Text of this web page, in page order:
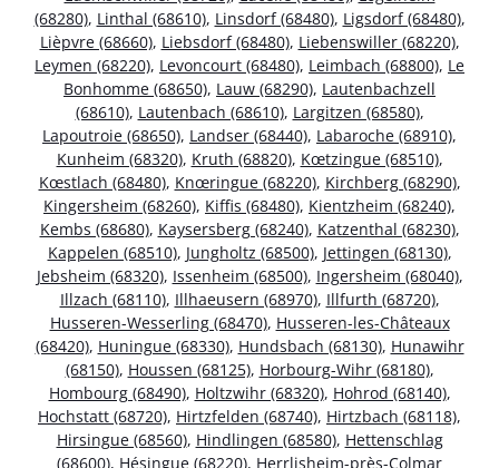
(68280), Linthal (68610), Linsdorf (68480), Ligsdorf (68480),
Lièpvre (68660), Liebsdorf (68480), Liebenswiller (68220),
Leymen (68220), Levoncourt (68480), Leimbach (68800), Le
Bonhomme (68650), Lauw (68290), Lautenbachzell
(68610), Lautenbach (68610), Largitzen (68580),
Lapoutroie (68650), Landser (68440), Labaroche (68910),
Kunheim (68320), Kruth (68820), Kœtzingue (68510),
Kœstlach (68480), Knœringue (68220), Kirchberg (68290),
Kingersheim (68260), Kiffis (68480), Kientzheim (68240),
Kembs (68680), Kaysersberg (68240), Katzenthal (68230),
Kappelen (68510), Jungholtz (68500), Jettingen (68130),
Jebsheim (68320), Issenheim (68500), Ingersheim (68040),
Illzach (68110), Illhaeusern (68970), Illfurth (68720),
Husseren-Wesserling (68470), Husseren-les-Châteaux
(68420), Huningue (68330), Hundsbach (68130), Hunawihr
(68150), Houssen (68125), Horbourg-Wihr (68180),
Hombourg (68490), Holtzwihr (68320), Hohrod (68140),
Hochstatt (68720), Hirtzfelden (68740), Hirtzbach (68118),
Hirsingue (68560), Hindlingen (68580), Hettenschlag
(68600), Hésingue (68220), Herrlisheim-près-Colmar